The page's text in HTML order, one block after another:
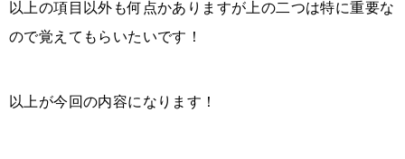
以上の項目以外も何点かありますが上の二つは特に重要な
ので覚えてもらいたいです！
以上が今回の内容になります！